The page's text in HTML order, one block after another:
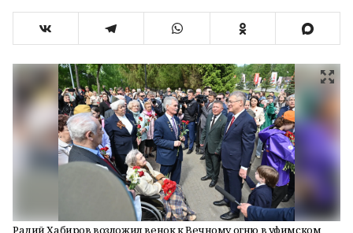
Радий Хабиров возложил венок к Вечному огню в уфимском